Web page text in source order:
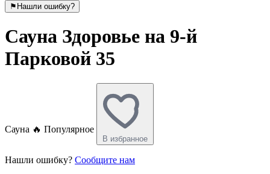
⚑ Нашли ошибку?
Сауна Здоровье на 9-й
Парковой 35
Сауна 🔥 Популярное
В избранное
Нашли ошибку? Сообщите нам